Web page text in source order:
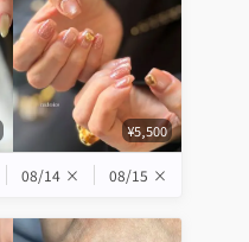
¥5,500
08/14 × 08/15 ×